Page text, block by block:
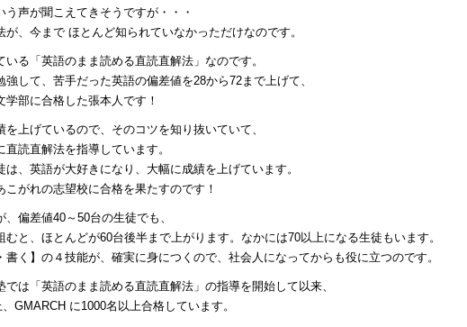
声が聞こえてきそうですが・・・
、今まで ほとんど知られていなかっただけなのです。
る「英語のまま読める直読直解法」なのです。
して、苦手だった英語の偏差値を28から72まで上げて、
部に合格した張本人です！
上げているので、そのコツを知り抜いていて、
読直解法を指導しています。
、英語が大好きになり、大幅に成績を上げています。
がれの志望校に合格を果たすのです！
偏差値40～50台の生徒でも、
と、ほとんどが60台後半まで上がります。なかには70以上になる生徒もいます。
く】の４技能が、確実に身につくので、社会人になってからも役に立つのです。
は「英語のまま読める直読直解法」の指導を開始して以来、
GMARCH に1000名以上合格しています。